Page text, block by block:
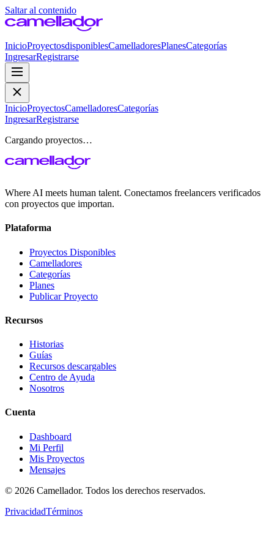
Saltar al contenido
InicioProyectosdisponiblesCamelladoresPlanesCategorías
IngresarRegistrarse
InicioProyectosCamelladoresCategorías
IngresarRegistrarse
Cargando proyectos…
Where AI meets human talent. Conectamos freelancers verificados
con proyectos que importan.
Plataforma
Proyectos Disponibles
Camelladores
Categorías
Planes
Publicar Proyecto
Recursos
Historias
Guías
Recursos descargables
Centro de Ayuda
Nosotros
Cuenta
Dashboard
Mi Perfil
Mis Proyectos
Mensajes
© 2026 Camellador. Todos los derechos reservados.
PrivacidadTérminos